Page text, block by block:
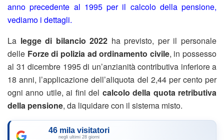
anno precedente al 1995 per il calcolo della pensione,
vediamo i dettagli.
La legge di bilancio 2022 ha previsto, per il personale
delle Forze di polizia ad ordinamento civile, in possesso
al 31 dicembre 1995 di un’anzianità contributiva inferiore a
18 anni, l’applicazione dell’aliquota del 2,44 per cento per
ogni anno utile, ai fini del calcolo della quota retributiva
della pensione, da liquidare con il sistema misto.
46 mila visitatori
negli ultimi 28 giorni